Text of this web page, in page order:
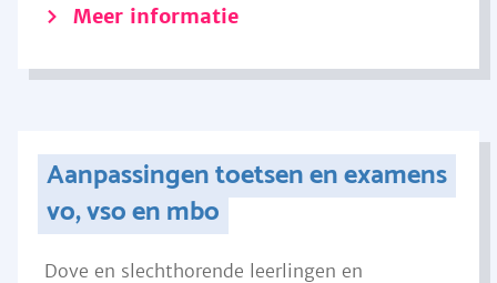
Meer informatie
Aanpassingen toetsen en examens
vo, vso en mbo
Dove en slechthorende leerlingen en